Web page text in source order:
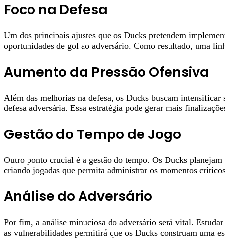
Foco na Defesa
Um dos principais ajustes que os Ducks pretendem
oportunidades de gol ao adversário. Como resultado, uma
Aumento da Pressão Ofensiva
Além das melhorias na defesa, os Ducks buscam
defesa adversária. Essa estratégia pode gerar mais
Gestão do Tempo de Jogo
Outro ponto crucial é a gestão do tempo. Os Ducks
criando jogadas que permita administrar os momentos
Análise do Adversário
Por fim, a análise minuciosa do adversário será vital.
as vulnerabilidades permitirá que os Ducks construam uma